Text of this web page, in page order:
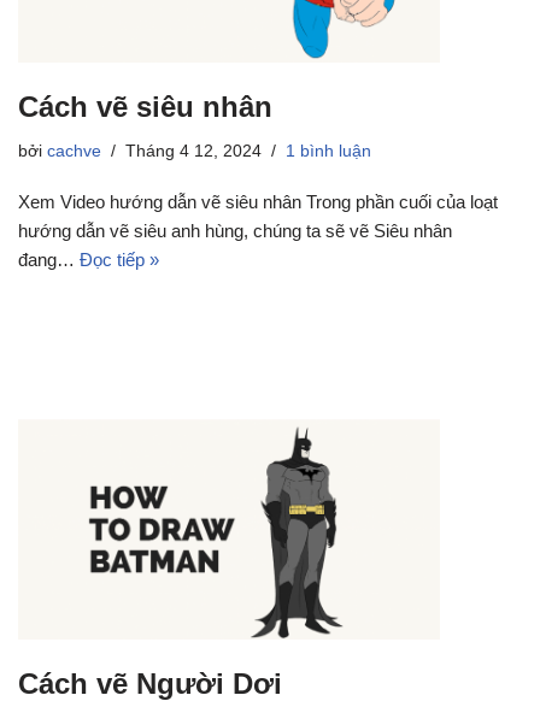
Cách vẽ siêu nhân
bởi cachve Tháng 4 12, 2024 1 bình luận
Xem Video hướng dẫn vẽ siêu nhân Trong phần cuối của loạt
hướng dẫn vẽ siêu anh hùng, chúng ta sẽ vẽ Siêu nhân
đang… Đọc tiếp »
Cách vẽ Người Dơi